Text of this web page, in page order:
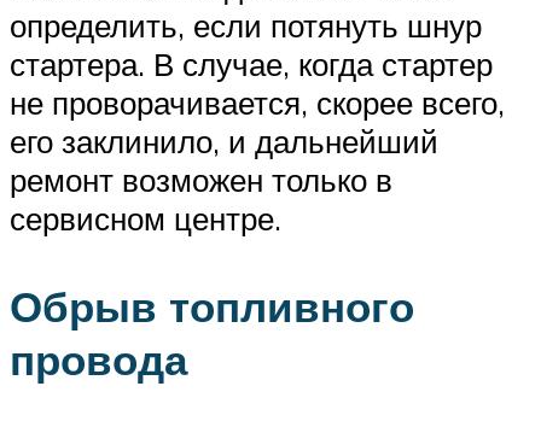
определить, если потянуть шнур
стартера. В случае, когда стартер
не проворачивается, скорее всего,
его заклинило, и дальнейший
ремонт возможен только в
сервисном центре.
Обрыв топливного
провода